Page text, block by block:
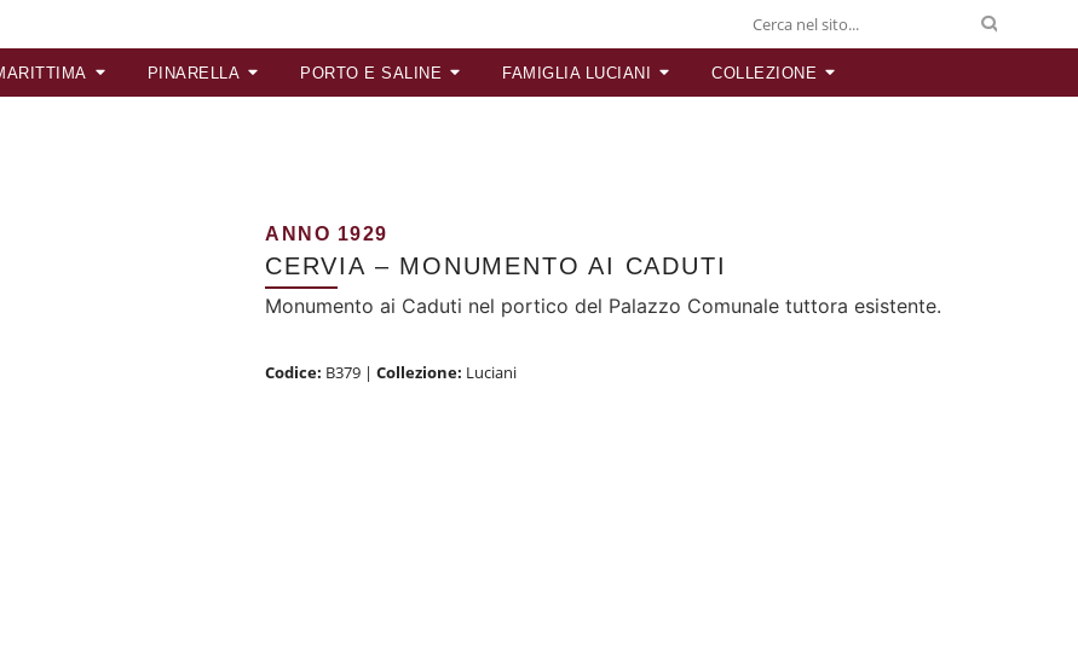
PINARELLA PORTO E SALINE FAMIGLIA LUCIANI COLLEZIONE
ANNO 1929
CERVIA – MONUMENTO AI CADUTI
Monumento ai Caduti nel portico del Palazzo Comunale tuttora esistente.
Codice: B379 | Collezione: Luciani